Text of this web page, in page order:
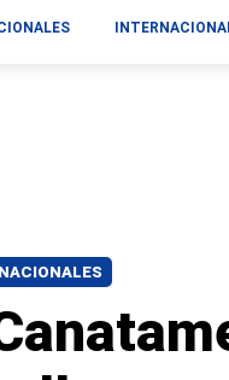
NACIONALES